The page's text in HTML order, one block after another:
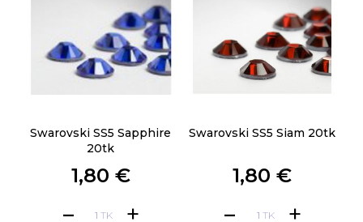
Swarovski SS5 Sapphire
20tk
1,80 €
TK
Swarovski SS5 Siam 20tk
1,80 €
TK